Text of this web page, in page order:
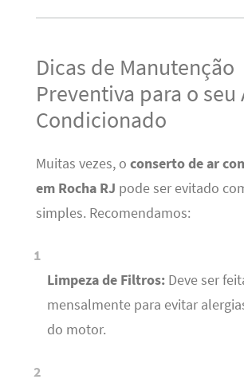
Dicas de Manutenção
Preventiva para o seu
Condicionado
Muitas vezes, o conserto de ar
em Rocha RJ pode ser evitado
simples. Recomendamos:
Limpeza de Filtros:Deve ser
mensalmente para evitar
do motor.